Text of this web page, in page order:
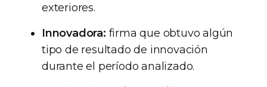
exteriores.
Innovadora: firma que obtuvo algún
tipo de resultado de innovación
durante el período analizado.